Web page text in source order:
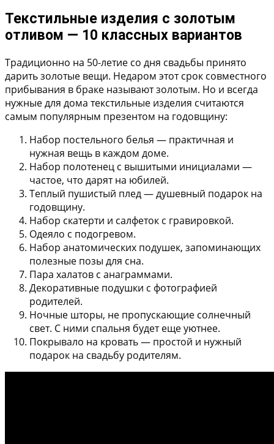
Текстильные изделия с золотым
отливом — 10 классных вариантов
Традиционно на 50-летие со дня свадьбы принято
дарить золотые вещи. Недаром этот срок совместного
прибывания в браке называют золотым. Но и всегда
нужные для дома текстильные изделия считаются
самым популярным презентом на годовщину:
Набор постельного белья — практичная и
нужная вещь в каждом доме.
Набор полотенец с вышитыми инициалами —
частое, что дарят на юбилей.
Теплый пушистый плед — душевный подарок на
годовщину.
Набор скатерти и салфеток с гравировкой.
Одеяло с подогревом.
Набор анатомических подушек, запоминающих
полезные позы для сна.
Пара халатов с анаграммами.
Декоративные подушки с фотографией
родителей.
Ночные шторы, не пропускающие солнечный
свет. С ними спальня будет еще уютнее.
Покрывало на кровать — простой и нужный
подарок на свадьбу родителям.